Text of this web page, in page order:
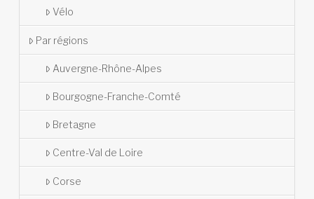
Vélo
Par régions
Auvergne-Rhône-Alpes
Bourgogne-Franche-Comté
Bretagne
Centre-Val de Loire
Corse